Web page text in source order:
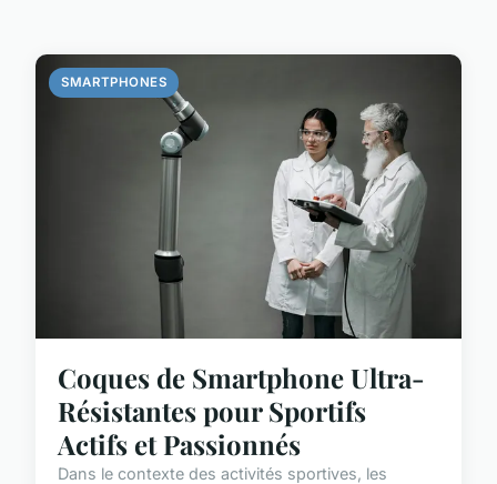
SMARTPHONES
Coques de Smartphone Ultra-
Résistantes pour Sportifs
Actifs et Passionnés
Dans le contexte des activités sportives, les